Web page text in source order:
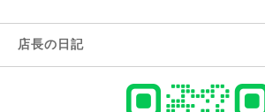
店長の日記